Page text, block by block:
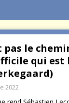
à notre place
pas le
qui est
2022